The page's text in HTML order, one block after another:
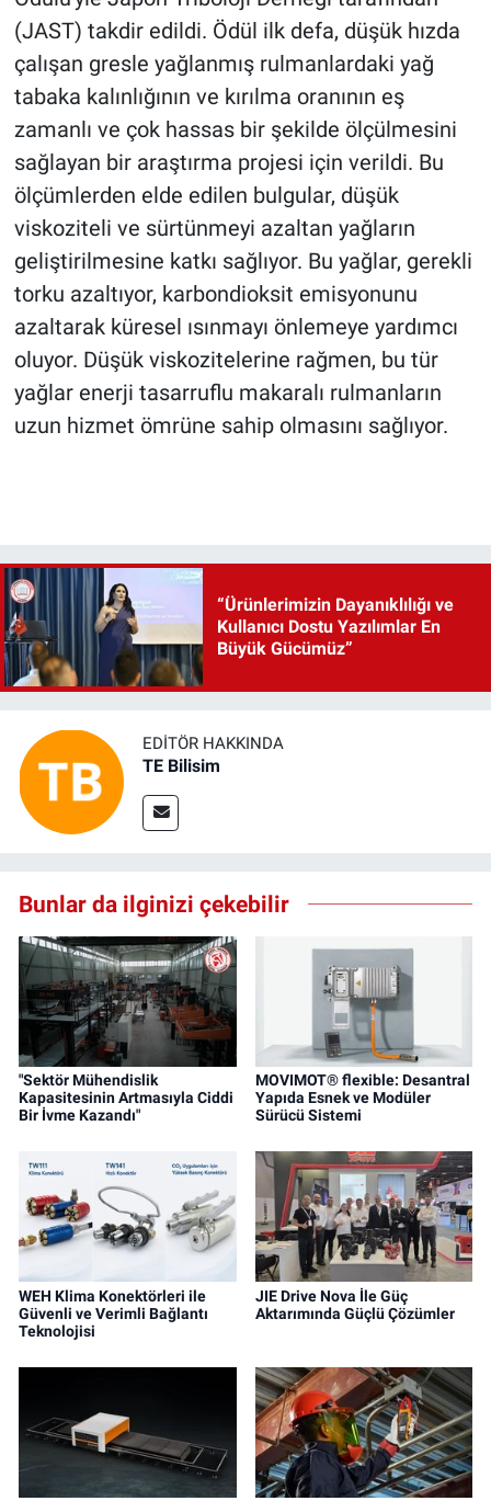
(JAST) takdir edildi. Ödül ilk defa, düşük hızda
çalışan gresle yağlanmış rulmanlardaki yağ
tabaka kalınlığının ve kırılma oranının eş
zamanlı ve çok hassas bir şekilde ölçülmesini
sağlayan bir araştırma projesi için verildi. Bu
ölçümlerden elde edilen bulgular, düşük
viskoziteli ve sürtünmeyi azaltan yağların
geliştirilmesine katkı sağlıyor. Bu yağlar, gerekli
torku azaltıyor, karbondioksit emisyonunu
azaltarak küresel ısınmayı önlemeye yardımcı
oluyor. Düşük viskozitelerine rağmen, bu tür
yağlar enerji tasarruflu makaralı rulmanların
uzun hizmet ömrüne sahip olmasını sağlıyor.
“Ürünlerimizin Dayanıklılığı ve
Kullanıcı Dostu Yazılımlar En
Büyük Gücümüz”
EDITÖR HAKKINDA
TE Bilisim
Bunlar da ilginizi çekebilir
"Sektör Mühendislik
Kapasitesinin Artmasıyla Ciddi
Bir İvme Kazandı"
MOVIMOT® flexible: Desantral
Yapıda Esnek ve Modüler
Sürücü Sistemi
WEH Klima Konektörleri ile
Güvenli ve Verimli Bağlantı
Teknolojisi
JIE Drive Nova İle Güç
Aktarımında Güçlü Çözümler